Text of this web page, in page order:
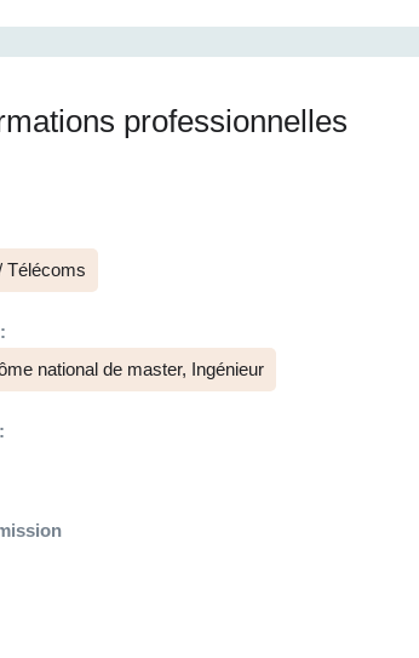
professionnelles
Télécoms
national de master, Ingénieur